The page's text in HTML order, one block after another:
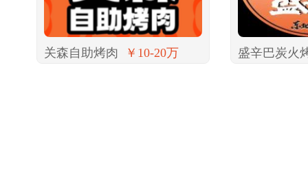
关森自助烤肉 ￥10-20万 盛辛巴炭火